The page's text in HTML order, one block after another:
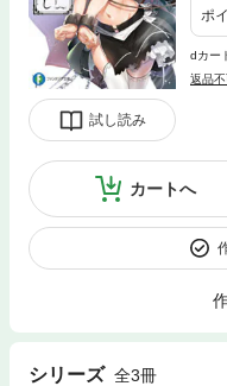
試し読み
ポ
dカー
返品
カートへ
シリーズ 全3冊